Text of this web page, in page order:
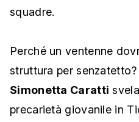
squadre.
Perché un ventenne
struttura per
Simonetta Caratti
precarietà giovanile in